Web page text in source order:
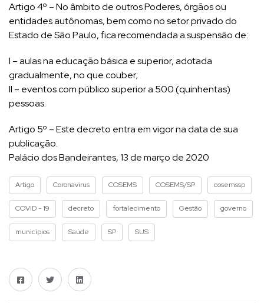
Artigo 4º – No âmbito de outros Poderes, órgãos ou
entidades autônomas, bem como no setor privado do
Estado de São Paulo, fica recomendada a suspensão de:
I – aulas na educação básica e superior, adotada
gradualmente, no que couber;
II – eventos com público superior a 500 (quinhentas)
pessoas.
Artigo 5º – Este decreto entra em vigor na data de sua
publicação.
Palácio dos Bandeirantes, 13 de março de 2020
Artigo Coronavirus COSEMS COSEMS/SP cosemssp
COVID - 19 decreto fortalecimento Gestão governo
municípios Saúde SP SUS